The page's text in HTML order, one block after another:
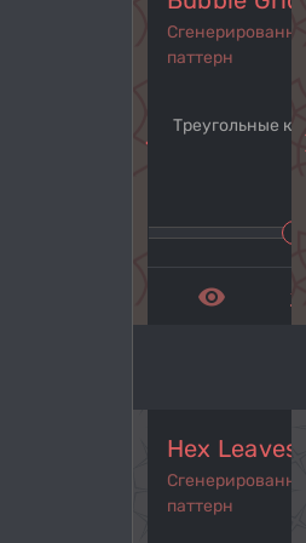
navigate_before
паттерн
Треугольные
remove_red_eye
Hex Leaves
паттерн